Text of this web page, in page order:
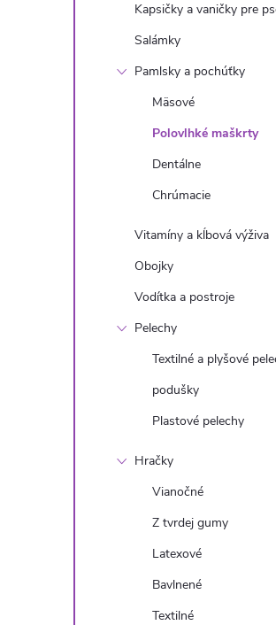
Kapsičky a vaničky pre
Salámky
Pamlsky a pochúťky
Mäsové
Polovlhké maškrty
Dentálne
Chrúmacie
Vitamíny a kĺbová výživa
Obojky
Vodítka a postroje
Pelechy
Textilné a plyšové
podušky
Plastové pelechy
Hračky
Vianočné
Z tvrdej gumy
Latexové
Bavlnené
Textilné